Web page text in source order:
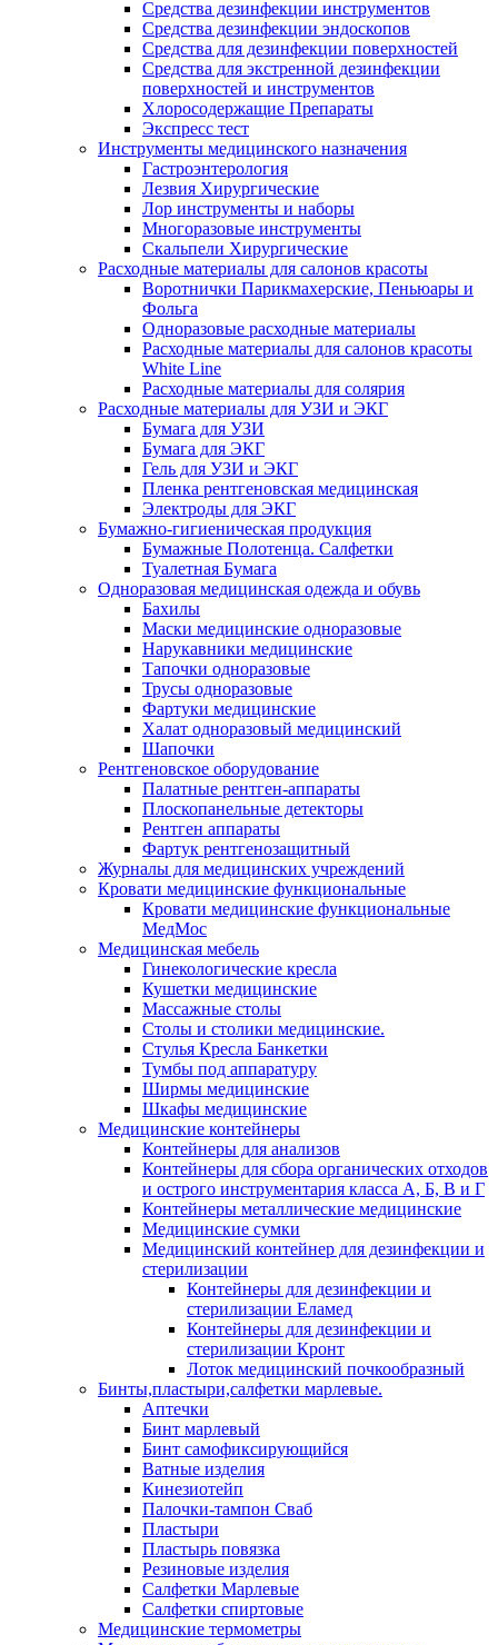
Средства дезинфекции инструментов
Средства дезинфекции эндоскопов
Средства для дезинфекции поверхностей
Средства для экстренной дезинфекции
поверхностей и инструментов
Хлоросодержащие Препараты
Экспресс тест
Инструменты медицинского назначения
Гастроэнтерология
Лезвия Хирургические
Лор инструменты и наборы
Многоразовые инструменты
Скальпели Хирургические
Расходные материалы для салонов красоты
Воротнички Парикмахерские, Пеньюары и
Фольга
Одноразовые расходные материалы
Расходные материалы для салонов красоты
White Line
Расходные материалы для солярия
Расходные материалы для УЗИ и ЭКГ
Бумага для УЗИ
Бумага для ЭКГ
Гель для УЗИ и ЭКГ
Пленка рентгеновская медицинская
Электроды для ЭКГ
Бумажно-гигиеническая продукция
Бумажные Полотенца. Салфетки
Туалетная Бумага
Одноразовая медицинская одежда и обувь
Бахилы
Маски медицинские одноразовые
Нарукавники медицинские
Тапочки одноразовые
Трусы одноразовые
Фартуки медицинские
Халат одноразовый медицинский
Шапочки
Рентгеновское оборудование
Палатные рентген-аппараты
Плоскопанельные детекторы
Рентген аппараты
Фартук рентгенозащитный
Журналы для медицинских учреждений
Кровати медицинские функциональные
Кровати медицинские функциональные
МедМос
Медицинская мебель
Гинекологические кресла
Кушетки медицинские
Массажные столы
Столы и столики медицинские.
Стулья Кресла Банкетки
Тумбы под аппаратуру
Ширмы медицинские
Шкафы медицинские
Медицинские контейнеры
Контейнеры для анализов
Контейнеры для сбора органических отходов
и острого инструментария класса А, Б, В и Г
Контейнеры металлические медицинские
Медицинские сумки
Медицинский контейнер для дезинфекции и
стерилизации
Контейнеры для дезинфекции и
стерилизации Еламед
Контейнеры для дезинфекции и
стерилизации Кронт
Лоток медицинский почкообразный
Бинты,пластыри,салфетки марлевые.
Аптечки
Бинт марлевый
Бинт самофиксирующийся
Ватные изделия
Кинезиотейп
Палочки-тампон Сваб
Пластыри
Пластырь повязка
Резиновые изделия
Салфетки Марлевые
Салфетки спиртовые
Медицинские термометры